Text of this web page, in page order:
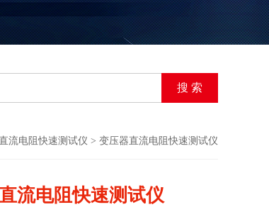
流电阻快速测试仪 > 变压器直流电阻快速测试仪
流电阻快速测试仪